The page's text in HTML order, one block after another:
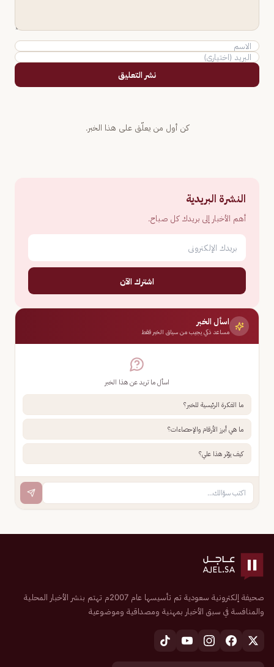
نشر التعليق
كن أول من يعلّق على هذا الخبر.
النشرة البريدية
أهم الأخبار إلى بريدك كل صباح.
اشترك الآن
اسأل الخبر
مساعد ذكي يجيب من سياق الخبر فقط
اسأل ما تريد عن هذا الخبر
ما الفكرة الرئيسية للخبر؟
ما هي أبرز الأرقام والإحصاءات؟
كيف يؤثر هذا علي؟
صحيفة إلكترونية سعودية تم تأسيسها عام 2007م تهتم بنشر الأخبار المحلية
والمنافسة في سبق الأخبار بمهنية ومصداقية وموضوعية